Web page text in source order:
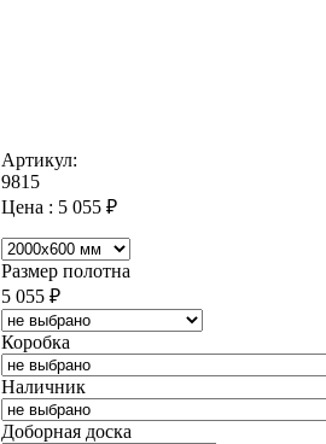
Артикул:
9815
Цена : 5 055 ₽
Размер полотна
5 055 ₽
Коробка
Наличник
Доборная доска